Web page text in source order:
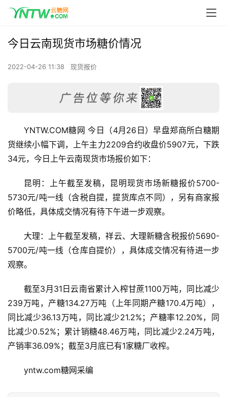
首
今日云南现货市场糖价情况
2022-04-26 11:38 现货报价
YNTW.COM糖网 今日（4月26日）早盘郑商所白糖期
货继续小幅下调，上午主力2209合约收盘价5907元，下跌
34元，今日上午云南现货市场报价如下：
昆明：上午截至发稿，昆明现货市场新糖报价5700-
5730元/吨一线（含税自提，提货库点不同），另有商家报
价略低，具体成交情况有待下午进一步观察。
大理：上午截至发稿，祥云、大理新糖含税报价5690-
5700元/吨一线（仓库自提价），具体成交情况有待进一步
观察。
截至3月31日云南省累计入榨甘蔗1100万吨，同比减少
239万吨，产糖134.27万吨（上年同期产糖170.4万吨），
同比减少36.13万吨，同比减少21.2%；产糖率12.20%，同
比减少0.52%；累计销糖48.46万吨，同比减少2.24万吨，
产销率36.09%；截至3月底已有1家糖厂收榨。
yntw.com糖网采编